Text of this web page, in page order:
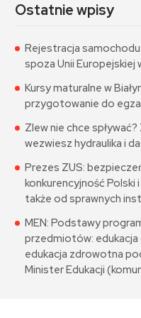
Ostatnie wpisy
Rejestracja
spoza Unii Europejskiej
Kursy maturalne w
przygotowanie do
Zlew nie chce
wezwiesz hydraulika i
Prezes ZUS:
konkurencyjność Polski
także od sprawnych
MEN: Podstawy
przedmiotów:
edukacja zdrowotna
Minister Edukacji